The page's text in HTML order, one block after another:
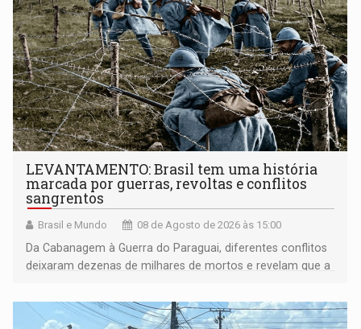
LEVANTAMENTO: Brasil tem uma história
marcada por guerras, revoltas e conflitos
sangrentos
Brasil e Mundo 08 de Agosto de 2026 às 15:00
Da Cabanagem à Guerra do Paraguai, diferentes conflitos
deixaram dezenas de milhares de mortos e revelam que a
territoriais e sociais